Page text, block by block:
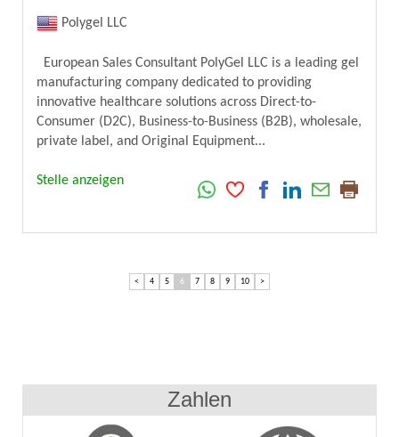
Polygel LLC
European Sales Consultant PolyGel LLC is a leading gel
manufacturing company dedicated to providing
innovative healthcare solutions across Direct-to-
Consumer (D2C), Business-to-Business (B2B), wholesale,
private label, and Original Equipment...
Stelle anzeigen
< 4 5 6 7 8 9 10 >
Zahlen